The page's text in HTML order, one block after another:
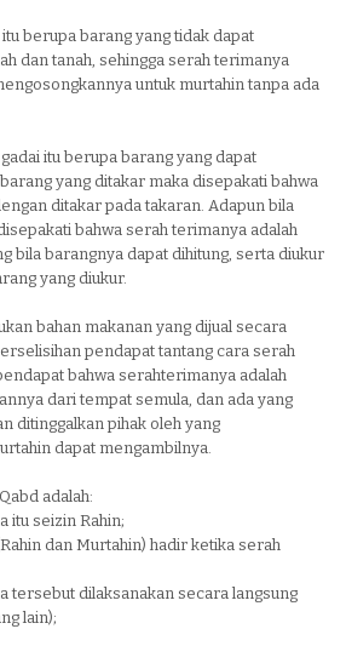
berupa barang yang tidak dapat
dan tanah, sehingga serah terimanya
untuk murtahin tanpa ada
itu berupa barang yang dapat
yang ditakar maka disepakati bahwa
ditakar pada takaran. Adapun bila
bahwa serah terimanya adalah
bila barangnya dapat dihitung, serta diukur
yang diukur.
bahan makanan yang dijual secara
pendapat tantang cara serah
bahwa serahterimanya adalah
dari tempat semula, dan ada yang
ditinggalkan pihak oleh yang
dapat mengambilnya.
adalah:
itu seizin Rahin;
dan Murtahin) hadir ketika serah
tersebut dilaksanakan secara langsung
lain);